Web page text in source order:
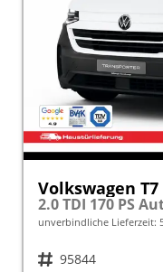
Volkswagen
unverbindliche Lieferzeit:
Fahrzeugnr. 95844